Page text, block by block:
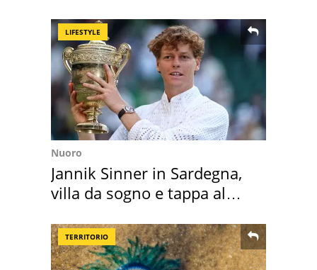
LIFESTYLE
Nuoro
Jannik Sinner in Sardegna,
villa da sogno e tappa al
TERRITORIO